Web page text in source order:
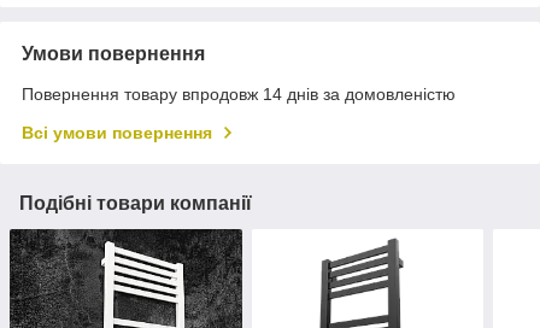
Умови повернення
Повернення товару впродовж 14 днів за домовленістю
Всі умови повернення
Подібні товари компанії